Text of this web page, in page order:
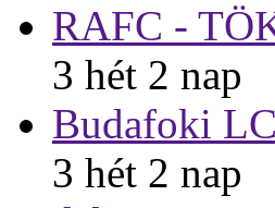
RAFC -
3 hét 2 nap
Budafoki
3 hét 2 nap